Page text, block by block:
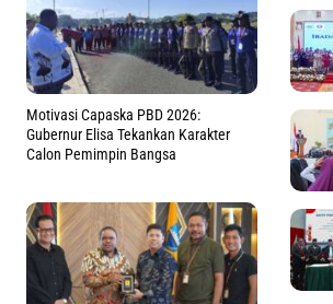
Motivasi Capaska PBD 2026:
Gubernur Elisa Tekankan Karakter
Calon Pemimpin Bangsa